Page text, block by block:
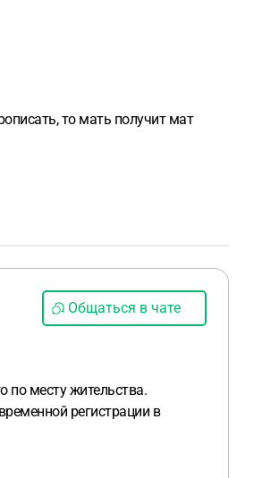
то мать получит мат
Общаться в чате
по месту жительства.
регистрации в